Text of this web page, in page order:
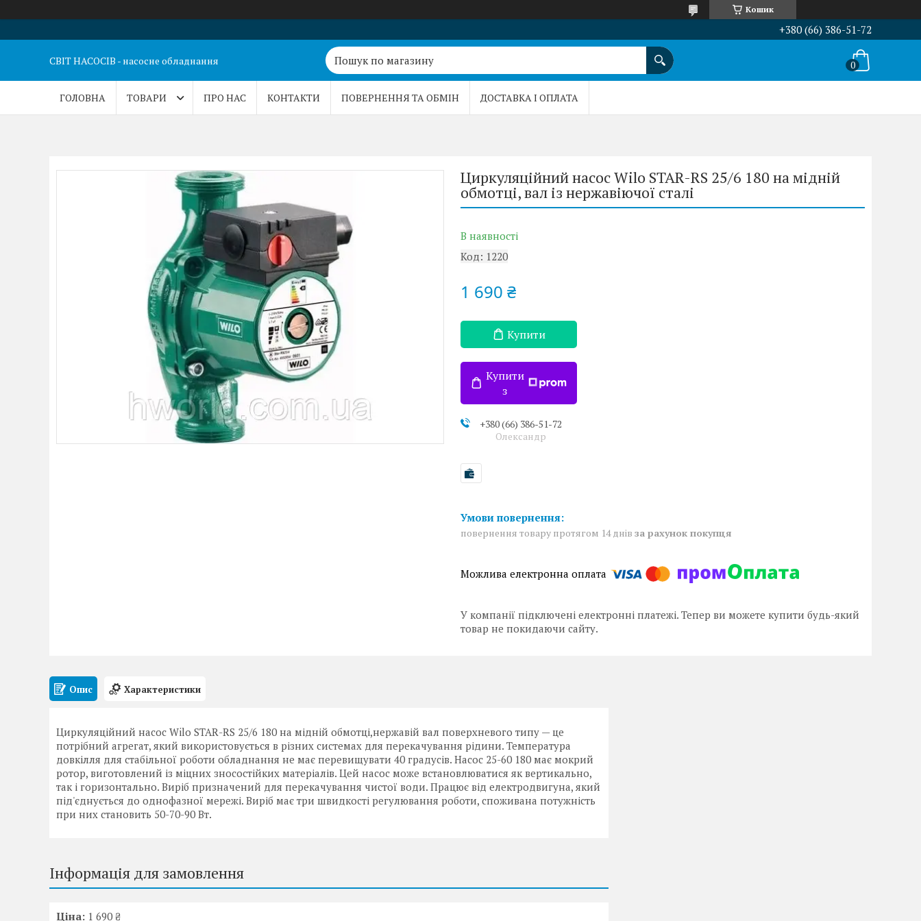
Кошик
+380 (66) 386-51-72
СВІТ НАСОСІВ - насосне обладнання
ГОЛОВНА ТОВАРИ ПРО НАС КОНТАКТИ ПОВЕРНЕННЯ ТА ОБМІН ДОСТАВКА І ОПЛАТА
Циркуляційний насос Wilo STAR-RS 25/6 180 на мідній
обмотці, вал із нержавіючої сталі
В наявності
Код: 1220
1 690 ₴
Купити
Купити
з
+380 (66) 386-51-72
Олександр
повернення товару протягом 14 днів за рахунок покупця
У компанії підключені електронні платежі. Тепер ви можете купити будь-який
товар не покидаючи сайту.
Опис Характеристики
Циркуляційний насос Wilo STAR-RS 25/6 180 на мідній обмотці,нержавій вал поверхневого типу — це
потрібний агрегат, який використовується в різних системах для перекачування рідини. Температура
довкілля для стабільної роботи обладнання не має перевищувати 40 градусів. Насос 25-60 180 має мокрий
ротор, виготовлений із міцних зносостійких матеріалів. Цей насос може встановлюватися як вертикально,
так і горизонтально. Виріб призначений для перекачування чистої води. Працює від електродвигуна, який
під'єднується до однофазної мережі. Виріб має три швидкості регулювання роботи, споживана потужність
при них становить 50-70-90 Вт.
Інформація для замовлення
Ціна: 1 690 ₴